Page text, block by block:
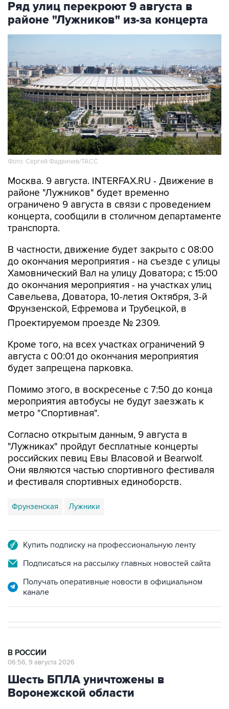
Ряд улиц перекроют 9 августа в
районе "Лужников" из-за концерта
Фото: Сергей Фадеичев/ТАСС
Москва. 9 августа. INTERFAX.RU - Движение в
районе "Лужников" будет временно
ограничено 9 августа в связи с проведением
концерта, сообщили в столичном департаменте
транспорта.
В частности, движение будет закрыто с 08:00
до окончания мероприятия - на съезде с улицы
Хамовнический Вал на улицу Доватора; с 15:00
до окончания мероприятия - на участках улиц
Савельева, Доватора, 10-летия Октября, 3-й
Фрунзенской, Ефремова и Трубецкой, в
Проектируемом проезде № 2309.
Кроме того, на всех участках ограничений 9
августа с 00:01 до окончания мероприятия
будет запрещена парковка.
Помимо этого, в воскресенье с 7:50 до конца
мероприятия автобусы не будут заезжать к
метро "Спортивная".
Согласно открытым данным, 9 августа в
"Лужниках" пройдут бесплатные концерты
российских певиц Евы Власовой и Bearwolf.
Они являются частью спортивного фестиваля
и фестиваля спортивных единоборств.
Фрунзенская Лужники
Купить подписку на профессиональную ленту
Подписаться на рассылку главных новостей сайта
Получать оперативные новости в официальном
канале
В РОССИИ
06:56, 9 августа 2026
Шесть БПЛА уничтожены в
Воронежской области